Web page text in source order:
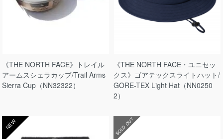
《THE NORTH FACE》トレイル
アームスシェラカップ/Trail Arms
Sierra Cup（NN32322）
《THE NORTH FACE・ユニセッ
クス》ゴアテックスライトハット/
GORE-TEX Light Hat（NN0250
2）
NEW SOLD OUT